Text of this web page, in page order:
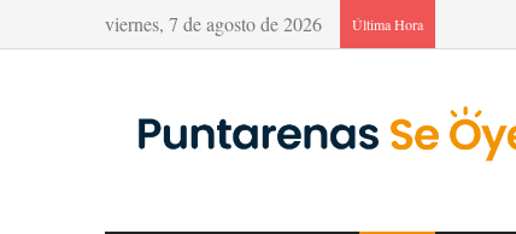
viernes, 7 de agosto de 2026 Última Hora